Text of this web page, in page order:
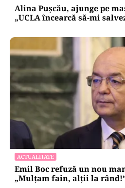
Alina Pușcău, ajunge pe
„UCLA încearcă să-mi
ACTUALITATE
Emil Boc refuză un nou
„Mulțam fain, alții la